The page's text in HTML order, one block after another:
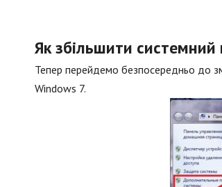
Як збільшити системний
Тепер перейдемо безпосередньо до
Windows 7.